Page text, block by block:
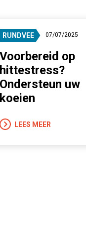
RUNDVEE 07/07/2025
Voorbereid op
hittestress?
Ondersteun uw
koeien
LEES MEER